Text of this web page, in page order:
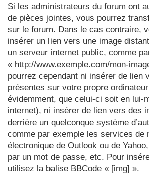
Si les administrateurs du forum ont
de pièces jointes, vous pourrez
sur le forum. Dans le cas contraire,
insérer un lien vers une image
un serveur internet public, comme
« http://www.exemple.com/mon-
pourrez cependant ni insérer de lien
présentes sur votre propre
évidemment, que celui-ci soit en lui-
internet), ni insérer de lien vers des
derrière un quelconque système
comme par exemple les services de
électronique de Outlook ou de
par un mot de passe, etc. Pour
utilisez la balise BBCode « [img] ».